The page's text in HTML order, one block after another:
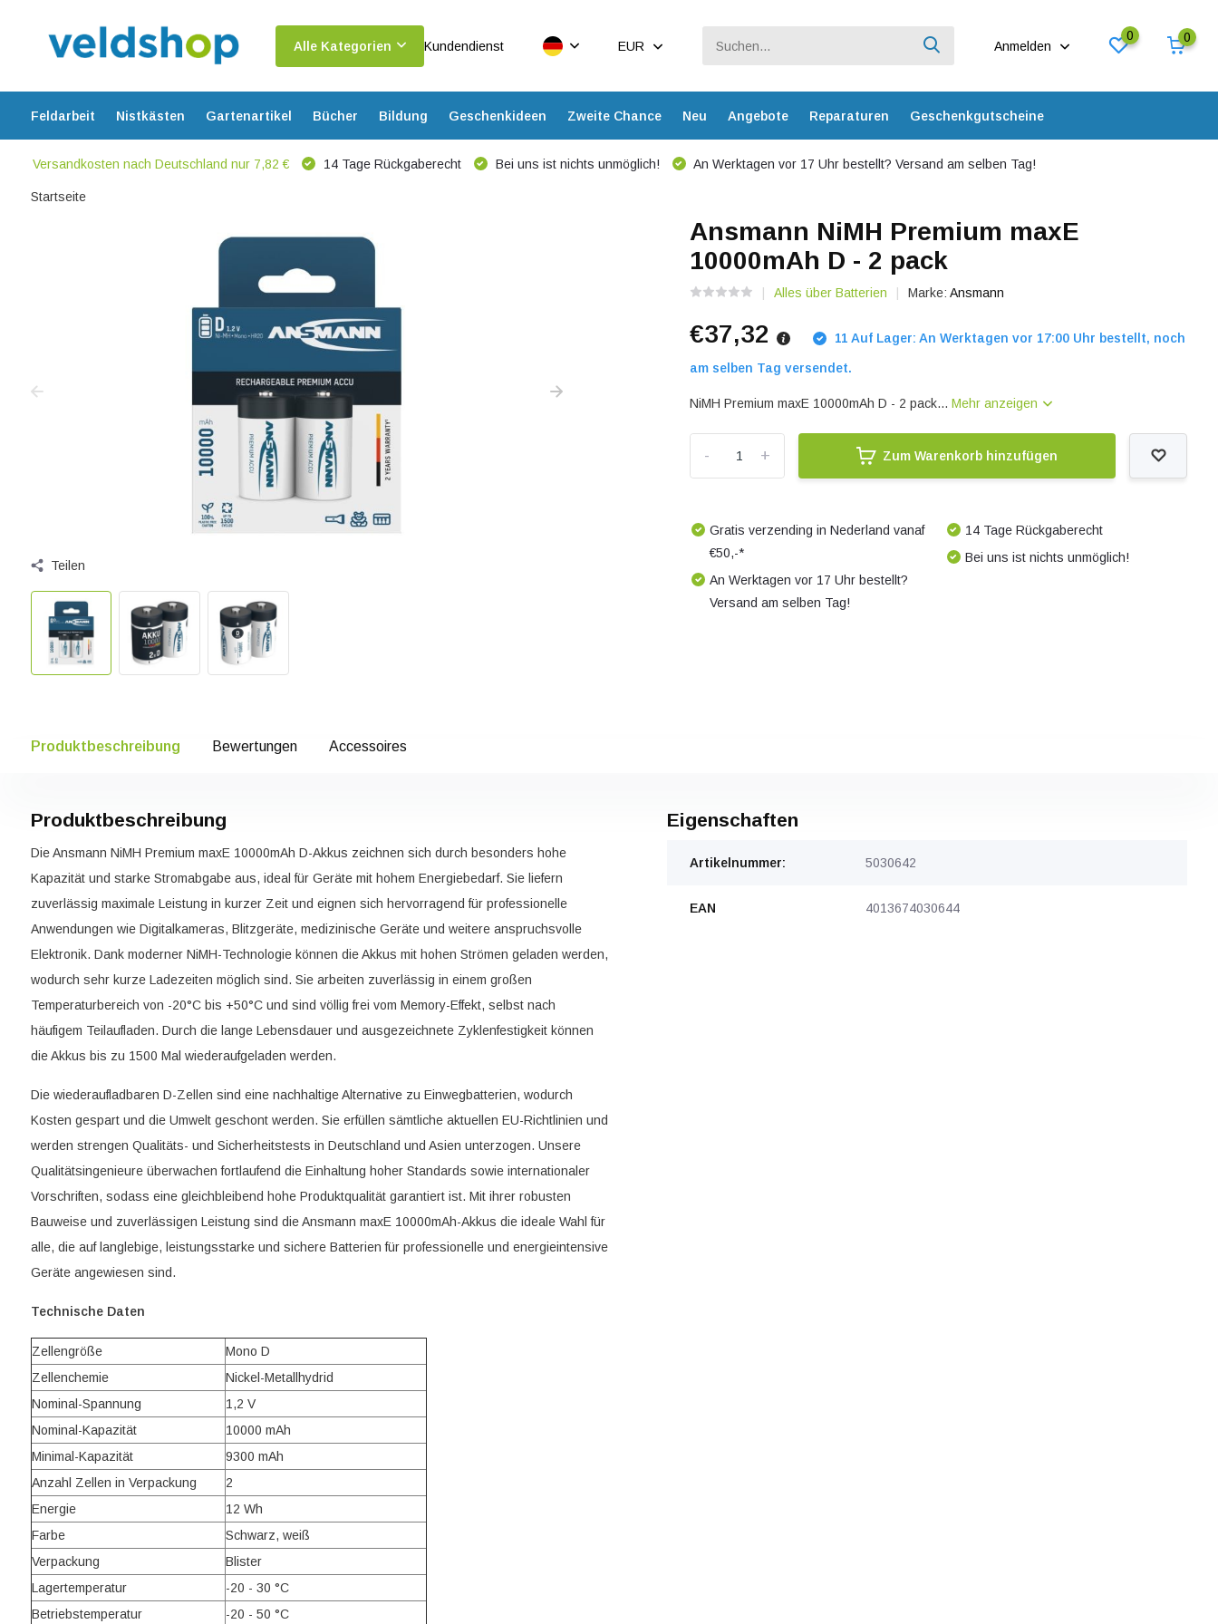
Alle Kategorien Kundendienst EUR Anmelden
0 0
Feldarbeit Nistkästen Gartenartikel Bücher Bildung Geschenkideen Zweite Chance Neu Angebote Reparaturen Geschenkgutscheine
Versandkosten nach Deutschland nur 7,82 € 14 Tage Rückgaberecht Bei uns ist nichts unmöglich! An Werktagen vor 17 Uhr bestellt? Versand am selben Tag!
Startseite
Teilen
Ansmann NiMH Premium maxE
10000mAh D - 2 pack
Alles über Batterien Marke:Ansmann
€37,32 11 Auf Lager: An Werktagen vor 17:00 Uhr bestellt, noch
am selben Tag versendet.
NiMH Premium maxE 10000mAh D - 2 pack...Mehr anzeigen
+
- Zum Warenkorb hinzufügen
Gratis verzending in Nederland vanaf
€50,-*
An Werktagen vor 17 Uhr bestellt?
Versand am selben Tag!
14 Tage Rückgaberecht
Bei uns ist nichts unmöglich!
Produktbeschreibung Bewertungen Accessoires
Produktbeschreibung
Die Ansmann NiMH Premium maxE 10000mAh D-Akkus zeichnen sich durch besonders hohe
Kapazität und starke Stromabgabe aus, ideal für Geräte mit hohem Energiebedarf. Sie liefern
zuverlässig maximale Leistung in kurzer Zeit und eignen sich hervorragend für professionelle
Anwendungen wie Digitalkameras, Blitzgeräte, medizinische Geräte und weitere anspruchsvolle
Elektronik. Dank moderner NiMH-Technologie können die Akkus mit hohen Strömen geladen werden,
wodurch sehr kurze Ladezeiten möglich sind. Sie arbeiten zuverlässig in einem großen
Temperaturbereich von -20°C bis +50°C und sind völlig frei vom Memory-Effekt, selbst nach
häufigem Teilaufladen. Durch die lange Lebensdauer und ausgezeichnete Zyklenfestigkeit können
die Akkus bis zu 1500 Mal wiederaufgeladen werden.
Die wiederaufladbaren D-Zellen sind eine nachhaltige Alternative zu Einwegbatterien, wodurch
Kosten gespart und die Umwelt geschont werden. Sie erfüllen sämtliche aktuellen EU-Richtlinien und
werden strengen Qualitäts- und Sicherheitstests in Deutschland und Asien unterzogen. Unsere
Qualitätsingenieure überwachen fortlaufend die Einhaltung hoher Standards sowie internationaler
Vorschriften, sodass eine gleichbleibend hohe Produktqualität garantiert ist. Mit ihrer robusten
Bauweise und zuverlässigen Leistung sind die Ansmann maxE 10000mAh-Akkus die ideale Wahl für
alle, die auf langlebige, leistungsstarke und sichere Batterien für professionelle und energieintensive
Geräte angewiesen sind.
Technische Daten
Zellengröße
Mono D
Zellenchemie
Nickel-Metallhydrid
Nominal-Spannung
1,2 V
Nominal-Kapazität
10000 mAh
Minimal-Kapazität
9300 mAh
Anzahl Zellen in Verpackung
2
Energie
12 Wh
Farbe
Schwarz, weiß
Verpackung
Blister
Lagertemperatur
-20 - 30 °C
Betriebstemperatur
-20 - 50 °C
Eigenschaften
Artikelnummer: 5030642
EAN 4013674030644